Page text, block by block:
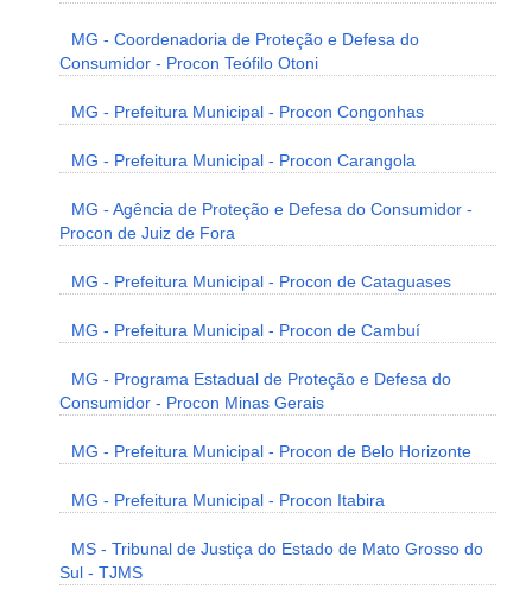
MG - Coordenadoria de Proteção e Defesa do
Consumidor - Procon Teófilo Otoni
MG - Prefeitura Municipal - Procon Congonhas
MG - Prefeitura Municipal - Procon Carangola
MG - Agência de Proteção e Defesa do Consumidor -
Procon de Juiz de Fora
MG - Prefeitura Municipal - Procon de Cataguases
MG - Prefeitura Municipal - Procon de Cambuí
MG - Programa Estadual de Proteção e Defesa do
Consumidor - Procon Minas Gerais
MG - Prefeitura Municipal - Procon de Belo Horizonte
MG - Prefeitura Municipal - Procon Itabira
MS - Tribunal de Justiça do Estado de Mato Grosso do
Sul - TJMS